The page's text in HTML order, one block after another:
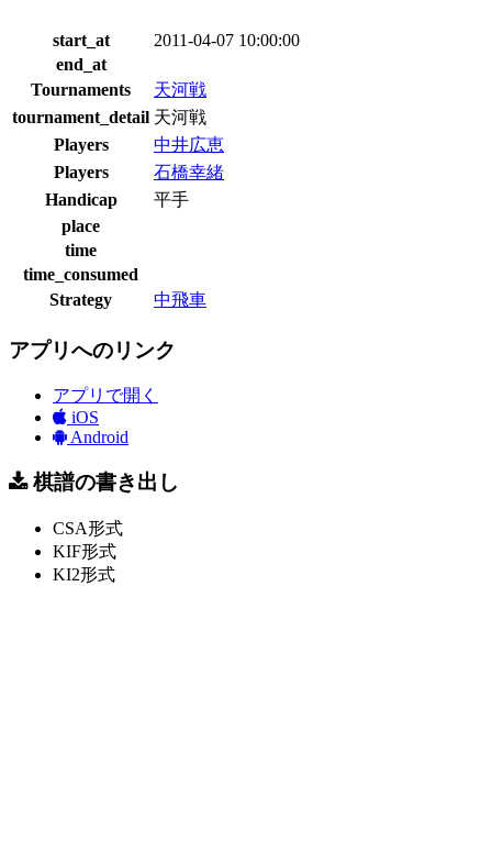
start_at
2011-04-07 10:00:00
end_at
Tournaments
天河戦
tournament_detail 天河戦
Players
中井広恵
Players
石橋幸緒
Handicap
平手
place
time
time_consumed
Strategy
中飛車
アプリへのリンク
アプリで開く
iOS
Android
棋譜の書き出し
CSA形式
KIF形式
KI2形式